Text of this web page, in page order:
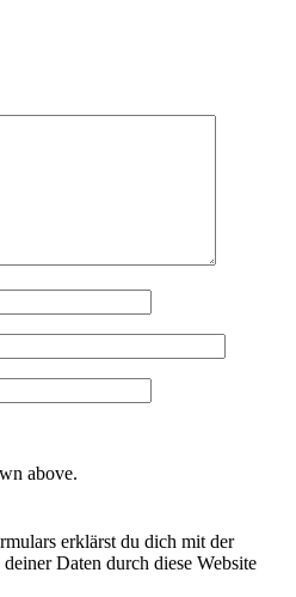
above.
erklärst du dich mit der
Daten durch diese Website